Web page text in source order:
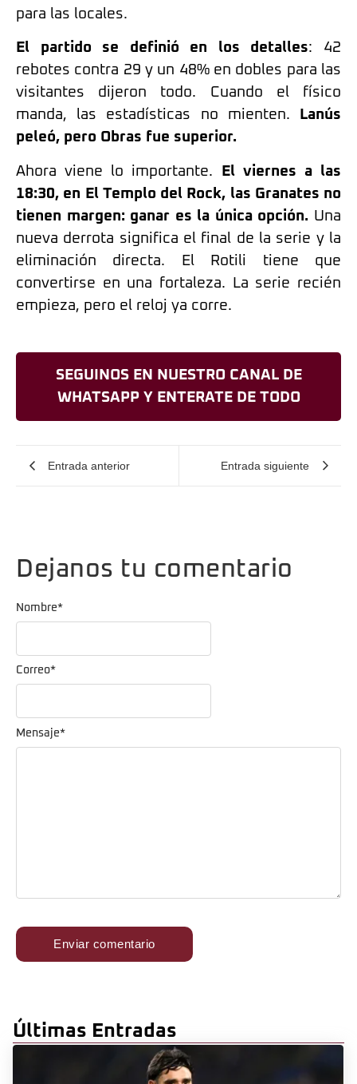
para las locales.
El partido se definió en los detalles: 42
rebotes contra 29 y un 48% en dobles para las
visitantes dijeron todo. Cuando el físico
manda, las estadísticas no mienten.
Lanús
peleó, pero Obras fue superior.
Ahora viene lo importante.
El viernes a las
18:30, en El Templo del Rock, las Granates no
tienen margen: ganar es la única opción. Una
nueva derrota significa el final de la serie y la
eliminación directa. El Rotili tiene que
convertirse en una fortaleza. La serie recién
empieza, pero el reloj ya corre.
SEGUINOS EN NUESTRO CANAL DE
WHATSAPP Y ENTERATE DE TODO
Entrada anterior Entrada siguiente
Dejanos tu comentario
Mensaje*
Nombre*
Correo*
Últimas Entradas